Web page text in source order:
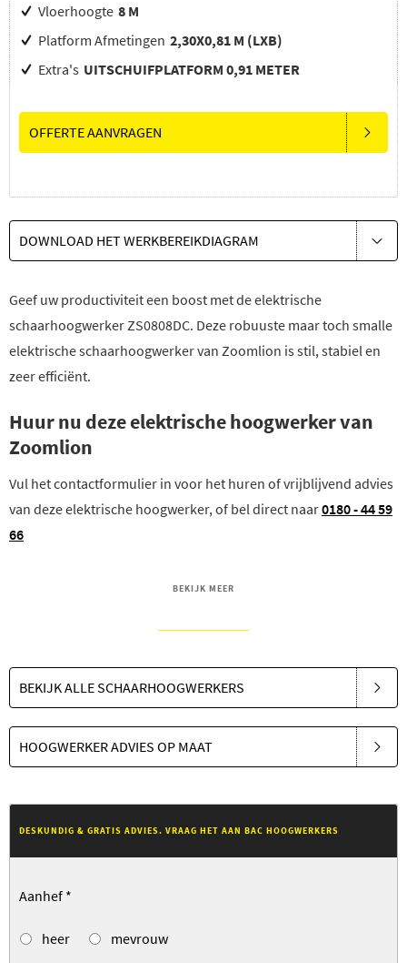
Vloerhoogte 8 M
Platform Afmetingen 2,30X0,81 M (LXB)
Extra's UITSCHUIFPLATFORM 0,91 METER
OFFERTE AANVRAGEN
DOWNLOAD HET WERKBEREIKDIAGRAM
Geef uw productiviteit een boost met de elektrische
schaarhoogwerker ZS0808DC. Deze robuuste maar toch smalle
elektrische schaarhoogwerker van Zoomlion is stil, stabiel en
zeer efficiënt.
Huur nu deze elektrische hoogwerker van
Zoomlion
Vul het contactformulier in voor het huren of vrijblijvend advies
van deze elektrische hoogwerker, of bel direct naar0180 - 44 59
66
BEKIJK MEER
BEKIJK ALLE SCHAARHOOGWERKERS
HOOGWERKER ADVIES OP MAAT
DESKUNDIG & GRATIS ADVIES. VRAAG HET AAN BAC HOOGWERKERS
Aanhef *
heer mevrouw